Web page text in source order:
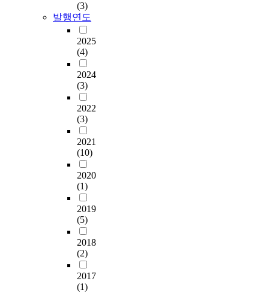
(3)
발행연도
2025
(4)
2024
(3)
2022
(3)
2021
(10)
2020
(1)
2019
(5)
2018
(2)
2017
(1)